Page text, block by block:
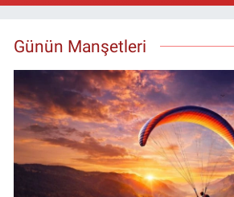
Günün Manşetleri